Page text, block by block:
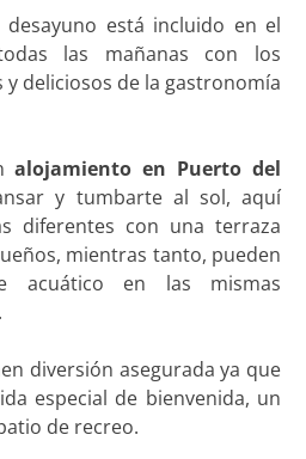
está incluido en el
las mañanas con los
deliciosos de la gastronomía
alojamiento en Puerto del
y tumbarte al sol, aquí
diferentes con una terraza
mientras tanto, pueden
acuático en las mismas
diversión asegurada ya que
especial de bienvenida, un
de recreo.